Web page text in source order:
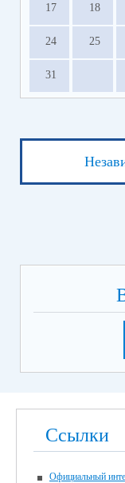
17 18
24 25
31
Ссылки
Официальный